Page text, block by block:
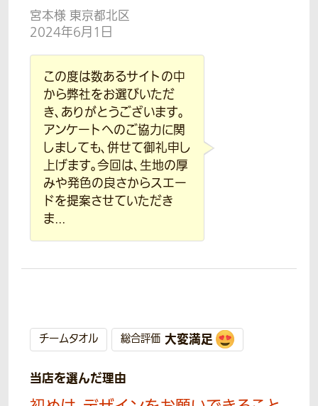
宮本様 東京都北区
2024年6月1日
この度は数あるサイトの中
から弊社をお選びいただ
き、ありがとうございます。
アンケートへのご協力に関
しましても、併せて御礼申し
上げます。今回は、生地の厚
みや発色の良さからスエー
ドを提案させていただき
ま...
チームタオル 総合評価 大変満足
当店を選んだ理由